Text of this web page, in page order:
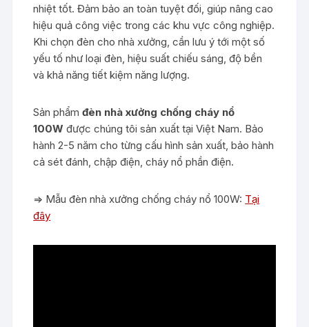
nhiệt tốt. Đảm bảo an toàn tuyệt đối, giúp nâng cao
hiệu quả công việc trong các khu vực công nghiệp.
Khi chọn đèn cho nhà xưởng, cần lưu ý tới một số
yếu tố như loại đèn, hiệu suất chiếu sáng, độ bền
và khả năng tiết kiệm năng lượng.
Sản phẩmđèn nhà xưởng chống cháy nổ
100W được chúng tôi sản xuất tại Việt Nam. Bảo
hành 2-5 năm cho từng cấu hình sản xuất, bảo hành
cả sét đánh, chập điện, cháy nổ phần điện.
=> Mẫu đèn nhà xưởng chống cháy nổ 100W: Tại
đây